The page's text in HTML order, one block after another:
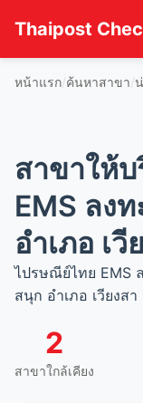
Thaipost
หน้าแรก ค้นหาสาขา
สาขาให้
EMS ลง
อำเภอ เ
ไปรษณีย์ไทย EMS
สนุก อำเภอ เวียงส
2
สาขาใกล้เคียง